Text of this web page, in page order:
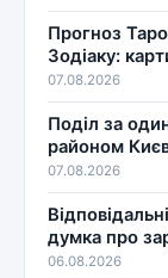
Прогноз
Зодіаку:
07.08.2026
Поділ за
районом
07.08.2026
думка про
06.08.2026